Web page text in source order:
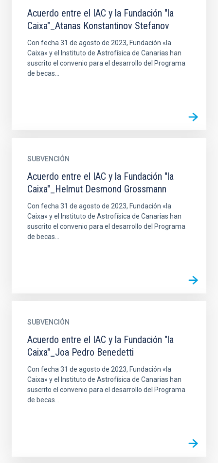
Acuerdo entre el IAC y la Fundación "la
Caixa"_Atanas Konstantinov Stefanov
Con fecha 31 de agosto de 2023, Fundación «la
Caixa» y el Instituto de Astrofísica de Canarias han
suscrito el convenio para el desarrollo del Programa
de becas...
SUBVENCIÓN
Acuerdo entre el IAC y la Fundación "la
Caixa"_Helmut Desmond Grossmann
Con fecha 31 de agosto de 2023, Fundación «la
Caixa» y el Instituto de Astrofísica de Canarias han
suscrito el convenio para el desarrollo del Programa
de becas...
SUBVENCIÓN
Acuerdo entre el IAC y la Fundación "la
Caixa"_Joa Pedro Benedetti
Con fecha 31 de agosto de 2023, Fundación «la
Caixa» y el Instituto de Astrofísica de Canarias han
suscrito el convenio para el desarrollo del Programa
de becas...